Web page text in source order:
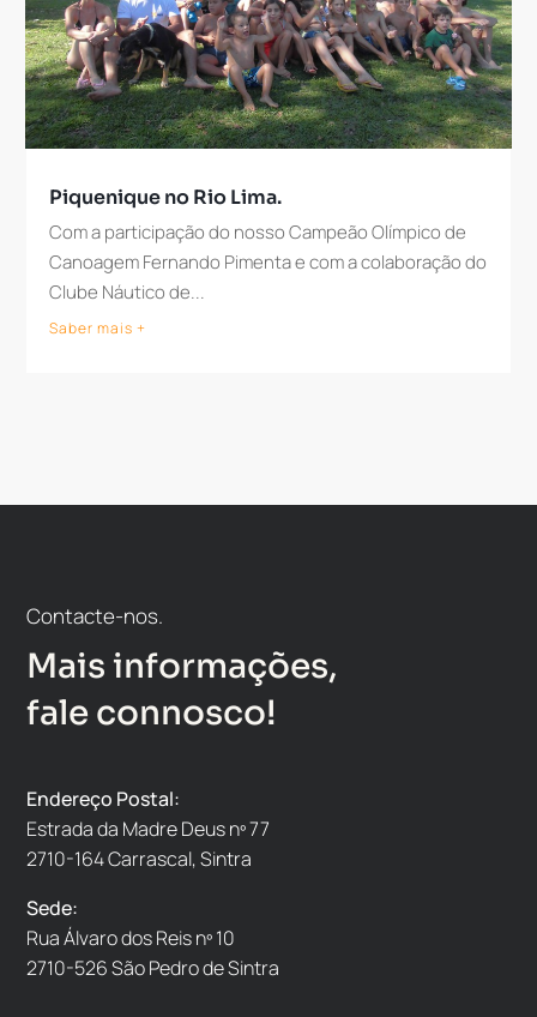
Piquenique no Rio Lima.
Com a participação do nosso Campeão Olímpico de
Canoagem Fernando Pimenta e com a colaboração do
Clube Náutico de...
Saber mais +
Contacte-nos.
Mais informações,
fale connosco!
Endereço Postal:
Estrada da Madre Deus nº 77
2710-164 Carrascal, Sintra
Sede:
Rua Álvaro dos Reis nº 10
2710-526 São Pedro de Sintra